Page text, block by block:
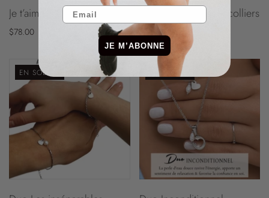
Je t’aime ~ Duo mère & fille
$78.00
Duo Inséparables ~ colliers
$92.00 $55.20
EN SOLDES EN SOLDES
JE M’ABONNE